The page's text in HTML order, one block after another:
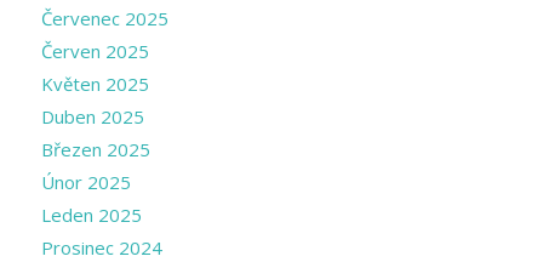
Červenec 2025
Červen 2025
Květen 2025
Duben 2025
Březen 2025
Únor 2025
Leden 2025
Prosinec 2024